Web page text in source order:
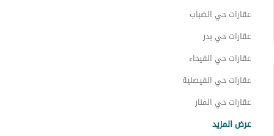
عقارات حي الضباب
عقارات حي بدر
عقارات حي الفيحاء
عقارات حي الفيصلية
عقارات حي المنار
عرض المزيد